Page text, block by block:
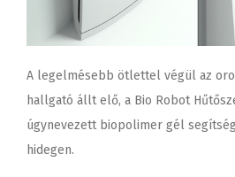
A legelmésebb ötlettel végül az
hallgató állt elő, a Bio Robot
úgynevezett biopolimer gél
hidegen.